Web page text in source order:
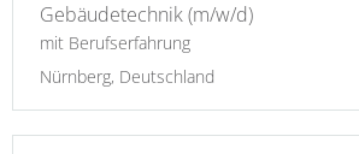
Gebäudetechnik (m/w/d)
mit Berufserfahrung
Nürnberg, Deutschland